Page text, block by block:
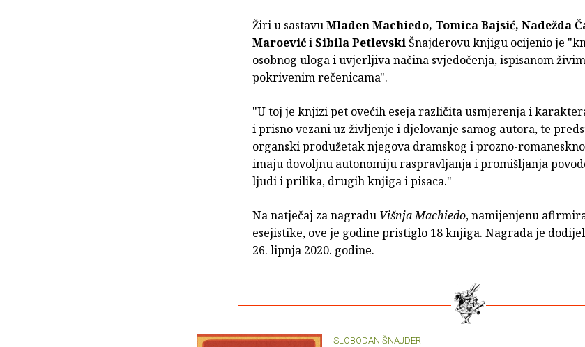
Žiri u sastavuMladen Machiedo, Tomica Bajsić, Nadežda
MaroevićiSibila PetlevskiŠnajderovu knjigu ocijenio je
osobnog uloga i uvjerljiva načina svjedočenja, ispisanom
pokrivenim rečenicama".
"U toj je knjizi pet ovećih eseja različita usmjerenja i
i prisno vezani uz življenje i djelovanje samog autora, te
organski produžetak njegova dramskog i prozno-
imaju dovoljnu autonomiju raspravljanja i promišljanja
ljudi i prilika, drugih knjiga i pisaca."
Na natječaj za nagradu Višnja Machiedo, namijenjenu
esejistike, ove je godine pristiglo 18 knjiga. Nagrada je
26. lipnja 2020. godine.
SLOBODAN ŠNAJDER